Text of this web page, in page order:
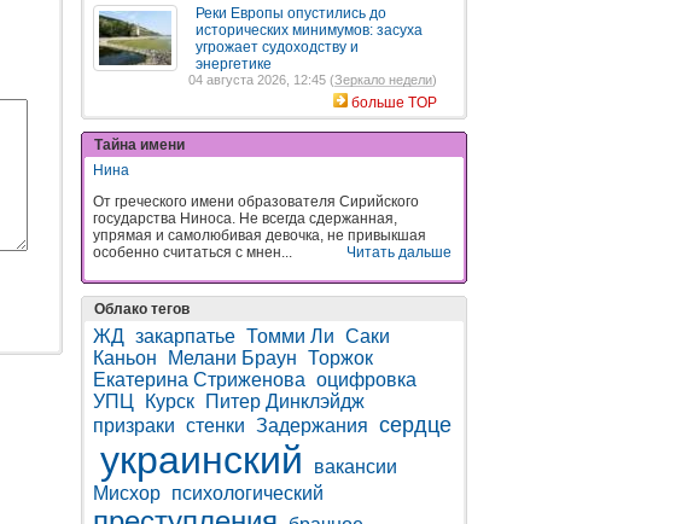
Реки Европы опустились до
исторических минимумов: засуха
угрожает судоходству и
энергетике
04 августа 2026, 12:45 (Зеркало недели)
больше TOP
Тайна имени
Нина
От греческого имени образователя Сирийского
государства Ниноса. Не всегда сдержанная,
упрямая и самолюбивая девочка, не привыкшая
особенно считаться с мнен...
Читать дальше
Облако тегов
ЖД закарпатье Томми Ли Саки
Каньон
Мелани Браун Торжок
Екатерина Стриженова оцифровка
УПЦ
Курск
Питер Динклэйдж
призраки стенки Задержания сердце
украинский
вакансии
Мисхор психологический